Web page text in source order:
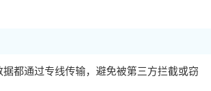
都通过专线传输，避免被第三方拦截或窃